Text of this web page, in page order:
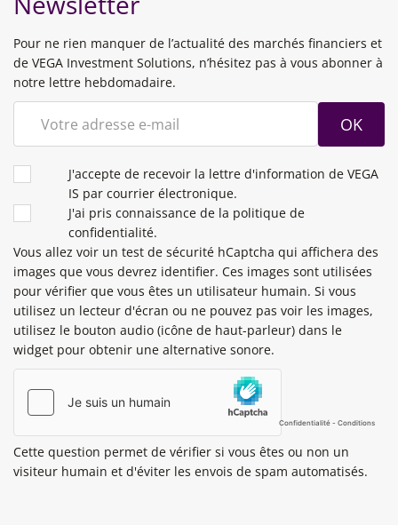
Pour ne rien manquer de l’actualité des marchés financiers et
de VEGA Investment Solutions, n’hésitez pas à vous abonner à
notre lettre hebdomadaire.
OK
CONDITIONS
J'accepte de recevoir la lettre d'information de VEGA
IS par courrier électronique.
J'ai pris connaissance de la politique de
confidentialité.
Vous allez voir un test de sécurité hCaptcha qui affichera des
images que vous devrez identifier. Ces images sont utilisées
pour vérifier que vous êtes un utilisateur humain. Si vous
utilisez un lecteur d'écran ou ne pouvez pas voir les images,
utilisez le bouton audio (icône de haut-parleur) dans le
widget pour obtenir une alternative sonore.
Cette question permet de vérifier si vous êtes ou non un
visiteur humain et d'éviter les envois de spam automatisés.